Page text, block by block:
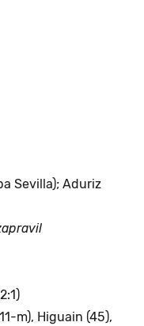
Sevilla); Aduriz
m), Higuain (45),